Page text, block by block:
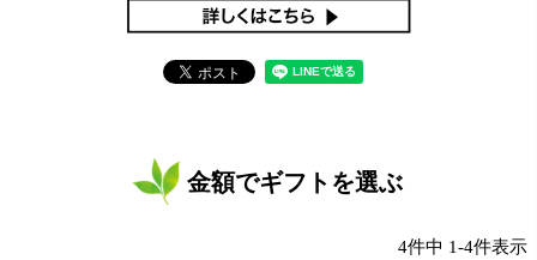
金額でギフトを選ぶ
4件中 1-4件表示